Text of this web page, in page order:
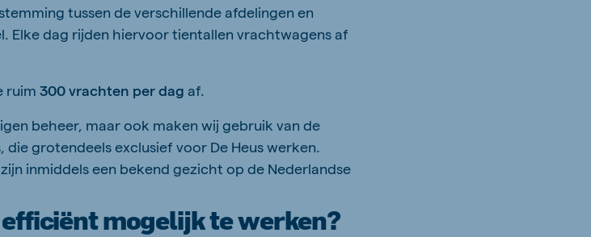
tussen de verschillende afdelingen en
Elke dag rijden hiervoor tientallen vrachtwagens af
ruim300 vrachten per dag af.
beheer, maar ook maken wij gebruik van de
grotendeels exclusief voor De Heus werken.
inmiddels een bekend gezicht op de Nederlandse
mogelijk te werken?